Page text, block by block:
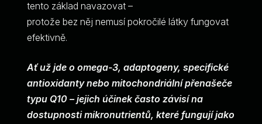
tento základ navazovat –
protože bez něj nemusí pokročilé látky fungovat
efektivně.
Ať už jde o omega-3, adaptogeny, specifické
antioxidanty nebo mitochondriální přenašeče
typu Q10 – jejich účinek často závisí na
dostupnosti mikronutrientů, které fungují jako